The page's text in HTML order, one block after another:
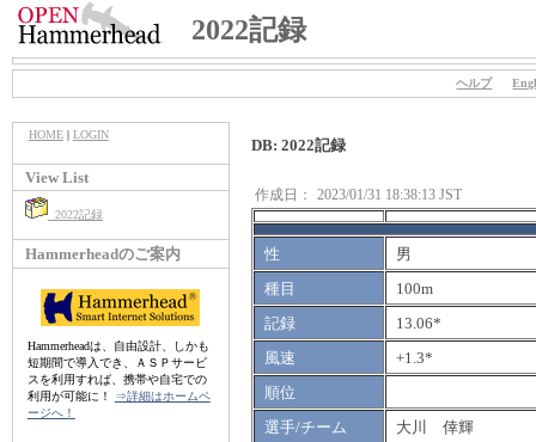
2022記録
ヘルプ
HOME| LOGIN
View List
2022記録
Hammerheadのご案内
Hammerheadは、自由設計、しかも
短期間で導入でき、ＡＳＰサービ
スを利用すれば、携帯や自宅での
利用が可能に！
⇒詳細はホームペ
ージへ！
DB: 2022記録
作成日： 2023/01/31 18:38:13 JST
性
男
種目
100m
記録
13.06*
風速
+1.3*
順位
選手/チーム
大川 倖輝